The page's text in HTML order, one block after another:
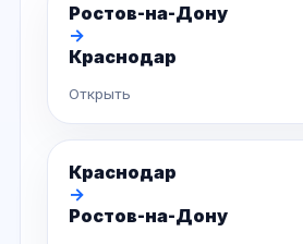
Ростов-на-Дону
→
Краснодар
Открыть
Краснодар
→
Ростов-на-Дону